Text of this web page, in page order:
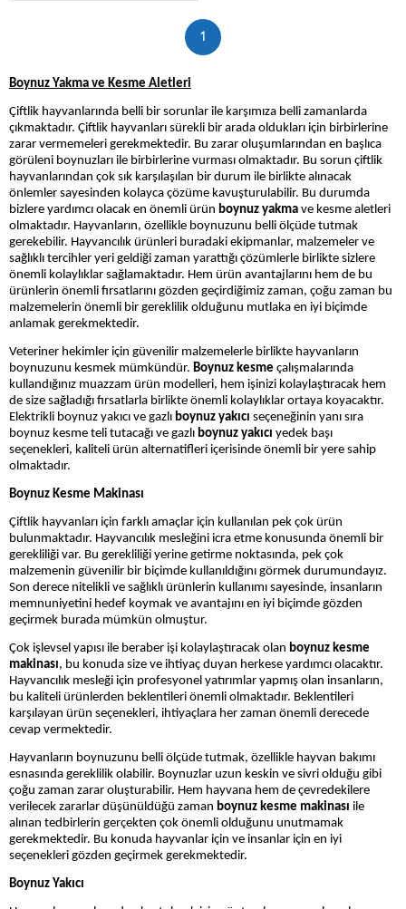
1
Boynuz Yakma ve Kesme Aletleri
Çiftlik hayvanlarında belli bir sorunlar ile karşımıza belli zamanlarda
çıkmaktadır. Çiftlik hayvanları sürekli bir arada oldukları için birbirlerine
zarar vermemeleri gerekmektedir. Bu zarar oluşumlarından en başlıca
görüleni boynuzları ile birbirlerine vurması olmaktadır. Bu sorun çiftlik
hayvanlarından çok sık karşılaşılan bir durum ile birlikte alınacak
önlemler sayesinden kolayca çözüme kavuşturulabilir. Bu durumda
bizlere yardımcı olacak en önemli ürün boynuz yakma ve kesme aletleri
olmaktadır. Hayvanların, özellikle boynuzunu belli ölçüde tutmak
gerekebilir. Hayvancılık ürünleri buradaki ekipmanlar, malzemeler ve
sağlıklı tercihler yeri geldiği zaman yarattığı çözümlerle birlikte sizlere
önemli kolaylıklar sağlamaktadır. Hem ürün avantajlarını hem de bu
ürünlerin önemli fırsatlarını gözden geçirdiğimiz zaman, çoğu zaman bu
malzemelerin önemli bir gereklilik olduğunu mutlaka en iyi biçimde
anlamak gerekmektedir.
Veteriner hekimler için güvenilir malzemelerle birlikte hayvanların
boynuzunu kesmek mümkündür. Boynuz kesme çalışmalarında
kullandığınız muazzam ürün modelleri, hem işinizi kolaylaştıracak hem
de size sağladığı fırsatlarla birlikte önemli kolaylıklar ortaya koyacaktır.
Elektrikli boynuz yakıcı ve gazlı boynuz yakıcı seçeneğinin yanı sıra
boynuz kesme teli tutacağı ve gazlı boynuz yakıcı yedek başı
seçenekleri, kaliteli ürün alternatifleri içerisinde önemli bir yere sahip
olmaktadır.
Boynuz Kesme Makinası
Çiftlik hayvanları için farklı amaçlar için kullanılan pek çok ürün
bulunmaktadır. Hayvancılık mesleğini icra etme konusunda önemli bir
gerekliliği var. Bu gerekliliği yerine getirme noktasında, pek çok
malzemenin güvenilir bir biçimde kullanıldığını görmek durumundayız.
Son derece nitelikli ve sağlıklı ürünlerin kullanımı sayesinde, insanların
memnuniyetini hedef koymak ve avantajını en iyi biçimde gözden
geçirmek burada mümkün olmuştur.
Çok işlevsel yapısı ile beraber işi kolaylaştıracak olan boynuz kesme
makinası, bu konuda size ve ihtiyaç duyan herkese yardımcı olacaktır.
Hayvancılık mesleği için profesyonel yatırımlar yapmış olan insanların,
bu kaliteli ürünlerden beklentileri önemli olmaktadır. Beklentileri
karşılayan ürün seçenekleri, ihtiyaçlara her zaman önemli derecede
cevap vermektedir.
Hayvanların boynuzunu belli ölçüde tutmak, özellikle hayvan bakımı
esnasında gereklilik olabilir. Boynuzlar uzun keskin ve sivri olduğu gibi
çoğu zaman zarar oluşturabilir. Hem hayvana hem de çevredekilere
verilecek zararlar düşünüldüğü zaman boynuz kesme makinası ile
alınan tedbirlerin gerçekten çok önemli olduğunu unutmamak
gerekmektedir. Bu konuda hayvanlar için ve insanlar için en iyi
seçenekleri gözden geçirmek gerekmektedir.
Boynuz Yakıcı